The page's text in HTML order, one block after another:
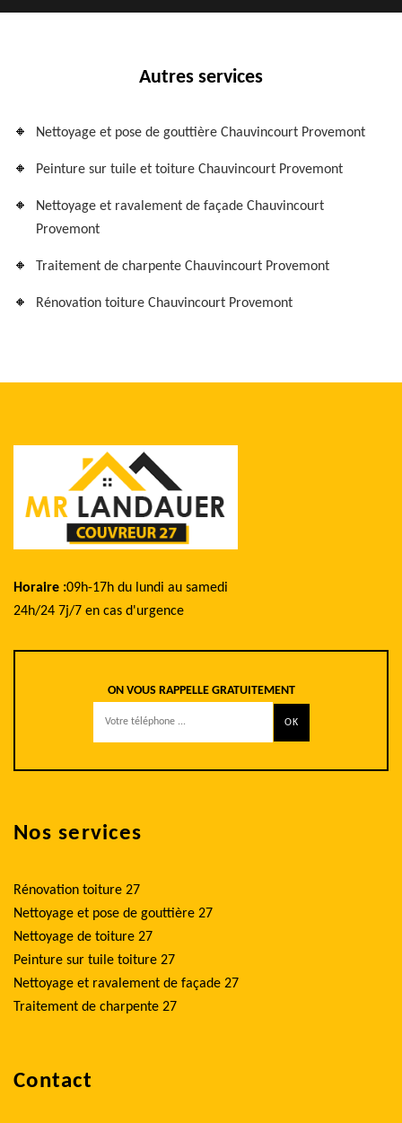
Autres services
Nettoyage et pose de gouttière Chauvincourt Provemont
Peinture sur tuile et toiture Chauvincourt Provemont
Nettoyage et ravalement de façade Chauvincourt
Provemont
Traitement de charpente Chauvincourt Provemont
Rénovation toiture Chauvincourt Provemont
Horaire :09h-17h du lundi au samedi
24h/24 7j/7 en cas d'urgence
ON VOUS RAPPELLE GRATUITEMENT
Nos services
Rénovation toiture 27
Nettoyage et pose de gouttière 27
Nettoyage de toiture 27
Peinture sur tuile toiture 27
Nettoyage et ravalement de façade 27
Traitement de charpente 27
Contact